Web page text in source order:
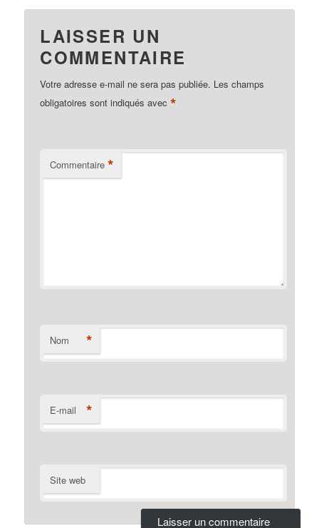
LAISSER UN
COMMENTAIRE
Votre adresse e-mail ne sera pas publiée. Les champs
obligatoires sont indiqués avec*
Commentaire *
Nom *
E-mail *
Site web